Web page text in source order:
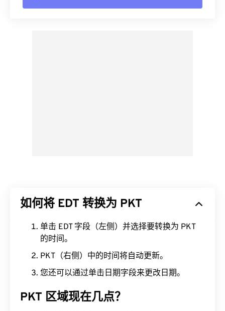
如何将 EDT 转换为 PKT
单击 EDT 字段（左侧）并选择要转换为 PKT
的时间。
PKT（右侧）中的时间将自动更新。
您还可以通过单击日期字段来更改日期。
PKT 区域现在几点？